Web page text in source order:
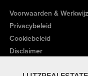
Voorwaarden &
Privacybeleid
Cookiebeleid
Disclaimer